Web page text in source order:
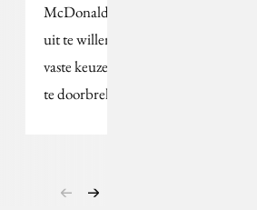
McDonald's zegt gasten
uit te willen dagen om
vaste keuzes (vlees dus),
te doorbreken.